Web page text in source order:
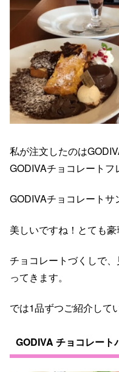
私が注文したのは
GODIVAチョコレートフ
GODIVAチョコレートサ
美しいですね！とても豪
チョコレートづくしで
ってきます。
では1品ずつご紹介して
GODIVA チョコレート